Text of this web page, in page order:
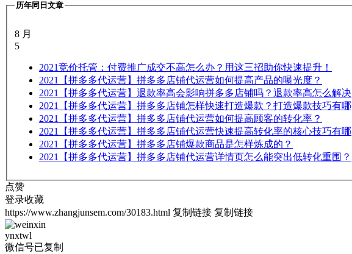
历年同日文章
8 月
5
2021竞价托管：付费推广成交不高怎么办？用这三招助你快速提升！
2021
【拼多多代运营】拼多多店铺代运营如何提高产品的曝光度？
2021
【拼多多代运营】退款率高会影响拼多多店铺吗？退款率高怎么解决
2021
【拼多多代运营】拼多多店铺怎样快速打造爆款？打造爆款技巧有哪
2021
【拼多多代运营】拼多多店铺代运营如何提高顾客的转化率？
2021
【拼多多代运营】拼多多店铺代运营快速提高转化率的核心技巧有哪
2021
【拼多多代运营】拼多多店铺爆款商品是怎样炼成的？
2021
【拼多多代运营】拼多多店铺代运营详情页怎么能突出低转化重围？
点赞
登录收藏
https://www.zhangjunsem.com/30183.html 复制链接 复制链接
ynxtwl
微信号已复制